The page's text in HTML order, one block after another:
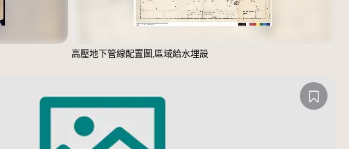
高壓地下管線配置圖,區域給水埋設